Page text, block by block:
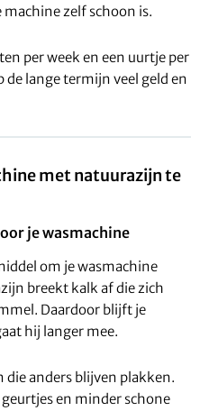
machine zelf schoon is.
per week en een uurtje per
de lange termijn veel geld en
met natuurazijn te
je wasmachine
om je wasmachine
breekt kalk af die zich
Daardoor blijft je
hij langer mee.
anders blijven plakken.
en minder schone